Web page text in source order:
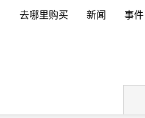
去哪里购买 新闻 事件